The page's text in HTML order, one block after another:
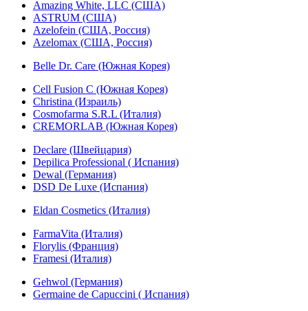
Amazing White, LLC (США)
ASTRUM (США)
Azelofein (США, Россия)
Azelomax (США, Россия)
Belle Dr. Care (Южная Корея)
Cell Fusion C (Южная Корея)
Christina (Израиль)
Cosmofarma S.R.L (Италия)
CREMORLAB (Южная Корея)
Declare (Швейцария)
Depilica Professional ( Испания)
Dewal (Германия)
DSD De Luxe (Испания)
Eldan Cosmetics (Италия)
FarmaVita (Италия)
Florylis (Франция)
Framesi (Италия)
Gehwol (Германия)
Germaine de Capuccini ( Испания)